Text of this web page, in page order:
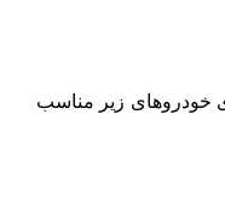
خودروهای زیر مناسب